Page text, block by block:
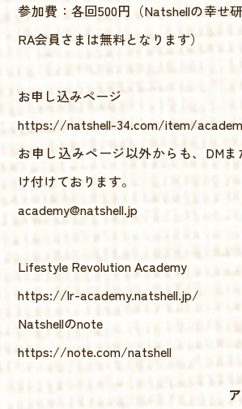
参加費：各回500円（Natshellの幸せ
RA会員さまは無料となります）
お申し込みページ
https://natshell-34.com/item/
お申し込みページ以外からも、DM
け付けております。
academy@natshell.jp
Lifestyle Revolution Academy
https://lr-academy.natshell.jp/
Natshellのnote
https://note.com/natshell